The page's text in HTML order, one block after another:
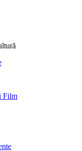
Film